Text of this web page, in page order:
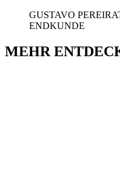
GUSTAVO PEREIRA
ENDKUNDE
MEHR